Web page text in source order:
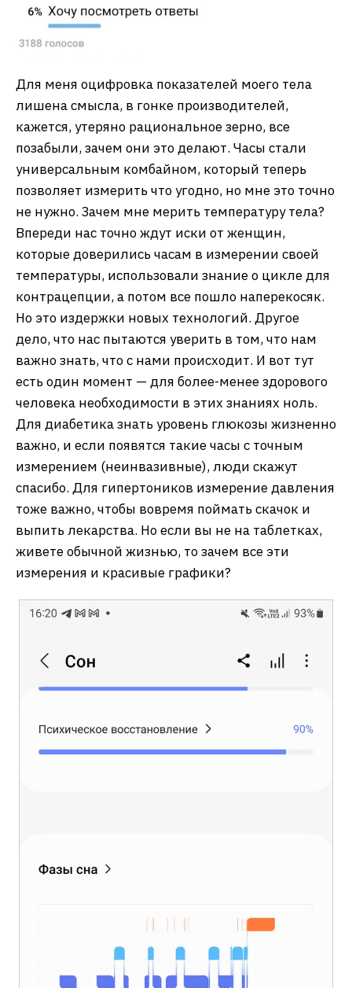
Для меня оцифровка показателей моего тела
лишена смысла, в гонке производителей,
кажется, утеряно рациональное зерно, все
позабыли, зачем они это делают. Часы стали
универсальным комбайном, который теперь
позволяет измерить что угодно, но мне это точно
не нужно. Зачем мне мерить температуру тела?
Впереди нас точно ждут иски от женщин,
которые доверились часам в измерении своей
температуры, использовали знание о цикле для
контрацепции, а потом все пошло наперекосяк.
Но это издержки новых технологий. Другое
дело, что нас пытаются уверить в том, что нам
важно знать, что с нами происходит. И вот тут
есть один момент — для более-менее здорового
человека необходимости в этих знаниях ноль.
Для диабетика знать уровень глюкозы жизненно
важно, и если появятся такие часы с точным
измерением (неинвазивные), люди скажут
спасибо. Для гипертоников измерение давления
тоже важно, чтобы вовремя поймать скачок и
выпить лекарства. Но если вы не на таблетках,
живете обычной жизнью, то зачем все эти
измерения и красивые графики?